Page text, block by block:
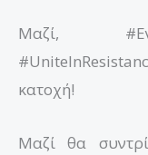
Μαζί,
κατοχή!
Μαζί θα